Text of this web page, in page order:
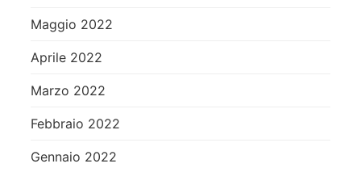
Maggio 2022
Aprile 2022
Marzo 2022
Febbraio 2022
Gennaio 2022